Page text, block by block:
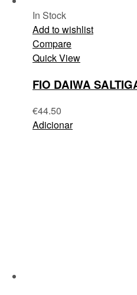
In Stock
Add to wishlist
Compare
Quick View
FIO DAIWA
€44.50
Adicionar